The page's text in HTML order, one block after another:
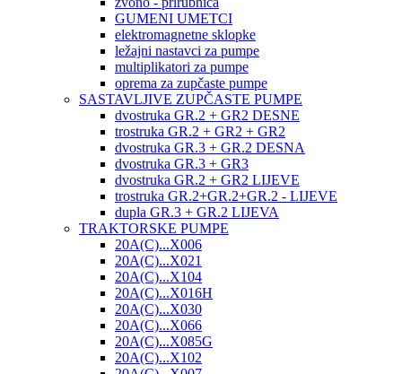
GUMENI UMETCI
elektromagnetne sklopke
ležajni nastavci za pumpe
multiplikatori za pumpe
oprema za zupčaste pumpe
SASTAVLJIVE ZUPČASTE PUMPE
dvostruka GR.2 + GR2 DESNE
trostruka GR.2 + GR2 + GR2
dvostruka GR.3 + GR.2 DESNA
dvostruka GR.3 + GR3
dvostruka GR.2 + GR2 LIJEVE
trostruka GR.2+GR.2+GR.2 - LIJEVE
dupla GR.3 + GR.2 LIJEVA
TRAKTORSKE PUMPE
20A(C)...X006
20A(C)...X021
20A(C)...X104
20A(C)...X016H
20A(C)...X030
20A(C)...X066
20A(C)...X085G
20A(C)...X102